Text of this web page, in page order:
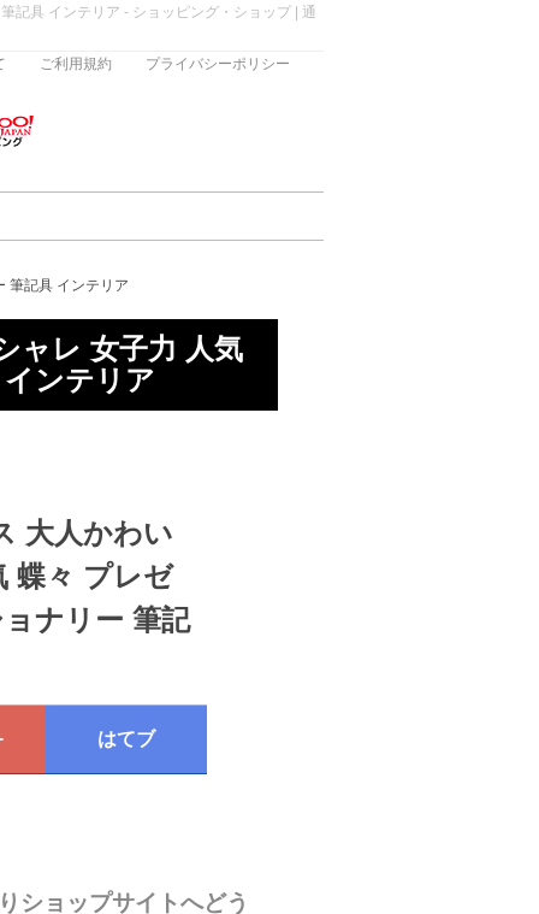
記具 インテリア - ショッピング・ショップ | 通
ご利用規約 プライバシーポリシー
筆記具 インテリア
ャレ 女子力 人気
ンテリア
大人かわい
蝶々 プレゼ
ナリー 筆記
はてブ
ショップサイトへどう